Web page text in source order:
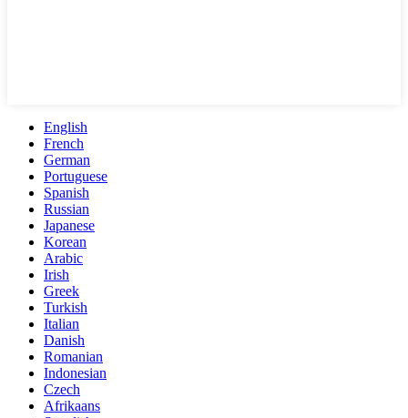
English
French
German
Portuguese
Spanish
Russian
Japanese
Korean
Arabic
Irish
Greek
Turkish
Italian
Danish
Romanian
Indonesian
Czech
Afrikaans